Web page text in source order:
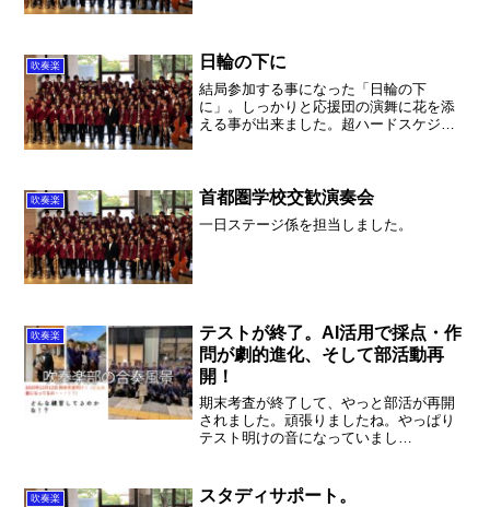
吹奏楽 日輪の下に
結局参加する事になった「日輪の下
に」。しっかりと応援団の演舞に花を添
える事が出来ました。超ハードスケジュ
うございました！
吹奏楽 首都圏学校交歓演奏会
一日ステージ係を担当しました。
吹奏楽
テストが終了。AI活用で採点・作
問が劇的進化、そして部活動再
開！
期末考査が終了して、やっと部活が再開
されました。頑張りましたね。やっぱり
テスト明けの音になっていまし
吹奏楽 スタディサポート。